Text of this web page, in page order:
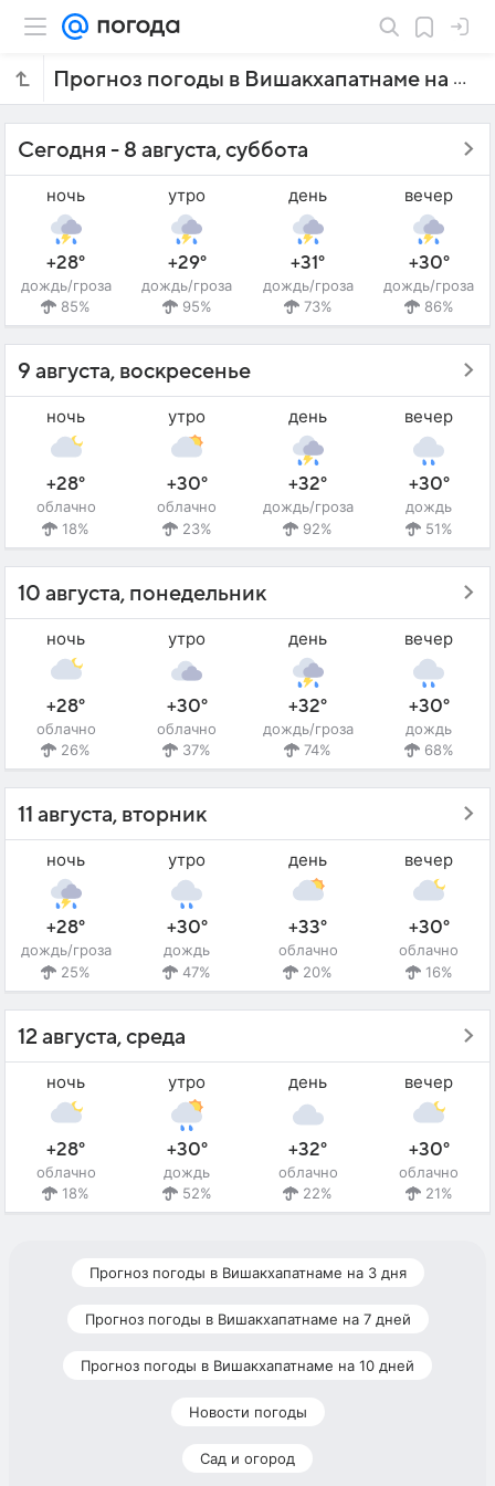
Прогноз погоды в Вишакхапатнаме на 5 дней
Сегодня - 8 августа, суббота
ночь
+28°
дождь/гроза
85%
утро
+29°
дождь/гроза
95%
день
+31°
дождь/гроза
73%
вечер
+30°
дождь/гроза
86%
9 августа, воскресенье
ночь
+28°
облачно
18%
утро
+30°
облачно
23%
день
+32°
дождь/гроза
92%
вечер
+30°
дождь
51%
10 августа, понедельник
ночь
+28°
облачно
26%
утро
+30°
облачно
37%
день
+32°
дождь/гроза
74%
вечер
+30°
дождь
68%
11 августа, вторник
ночь
+28°
дождь/гроза
25%
утро
+30°
дождь
47%
день
+33°
облачно
20%
вечер
+30°
облачно
16%
12 августа, среда
ночь
+28°
облачно
18%
утро
+30°
дождь
52%
день
+32°
облачно
22%
вечер
+30°
облачно
21%
Прогноз погоды в Вишакхапатнаме на 3 дня
Прогноз погоды в Вишакхапатнаме на 7 дней
Прогноз погоды в Вишакхапатнаме на 10 дней
Новости погоды
Сад и огород